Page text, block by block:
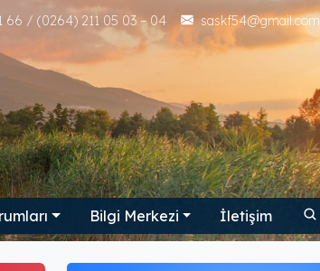
66 / (0264) 211 05 03 – 04 saskf54@gmail.com
Bilgi Merkezi İletişim